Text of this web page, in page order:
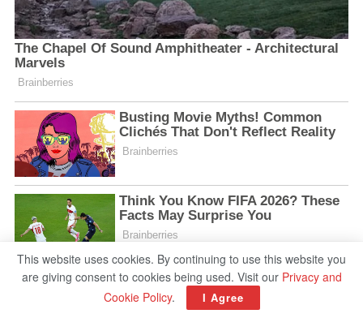
This website uses cookies. By continuing to use this website you
are giving consent to cookies being used. Visit our Privacy and
Cookie Policy. I Agree